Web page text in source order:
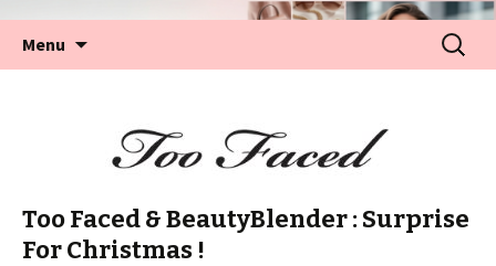
Menu
Too Faced & BeautyBlender : Surprise
For Christmas !